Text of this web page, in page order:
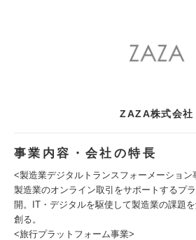
ZAZA株式会社
事業内容・会社の特長
<製造業デジタルトランスフォーメーション
製造業のオンライン取引をサポートするプ
開。IT・デジタルを駆使して製造業の課題
創る。
<旅行プラットフォーム事業>